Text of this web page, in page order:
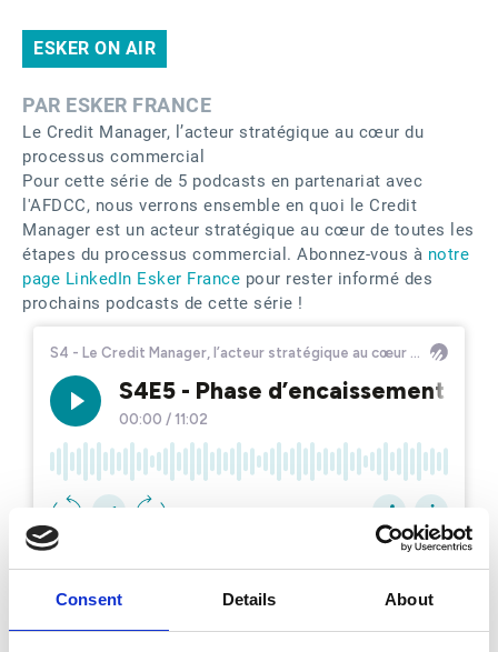
Consent Details About
ESKER ON AIR
PAR ESKER FRANCE
Le Credit Manager, l’acteur stratégique au cœur du
processus commercial
Pour cette série de 5 podcasts en partenariat avec
l'AFDCC, nous verrons ensemble en quoi le Credit
Manager est un acteur stratégique au cœur de toutes les
étapes du processus commercial. Abonnez-vous à notre
page LinkedIn Esker France pour rester informé des
prochains podcasts de cette série !